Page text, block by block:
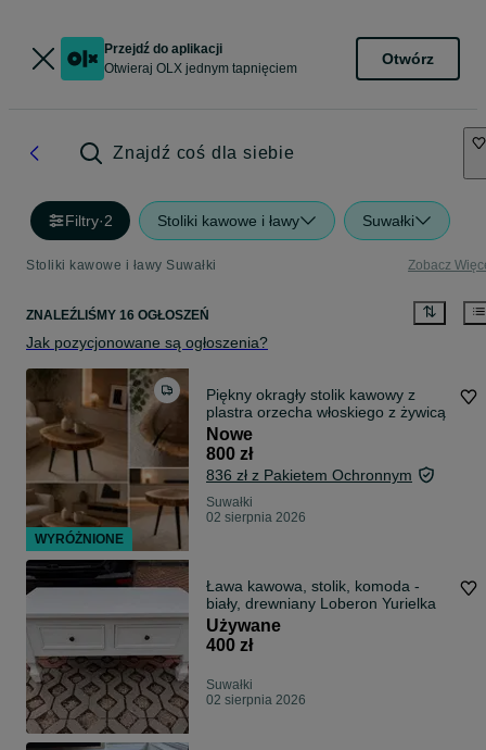
Przejdź do aplikacji
Otwieraj OLX jednym tapnięciem
Otwórz
Znajdź coś dla siebie
Filtry·2 Stoliki kawowe i ławy Suwałki
Stoliki kawowe i ławy Suwałki Zobacz
ZNALEŹLIŚMY 16 OGŁOSZEŃ
Jak pozycjonowane są ogłoszenia?
Piękny okragły stolik kawowy z
plastra orzecha włoskiego z żywicą
Nowe
800 zł
836 zł z Pakietem Ochronnym
Suwałki
02 sierpnia 2026
Ława kawowa, stolik, komoda -
biały, drewniany Loberon Yurielka
Używane
400 zł
Suwałki
02 sierpnia 2026
WYRÓŻNIONE